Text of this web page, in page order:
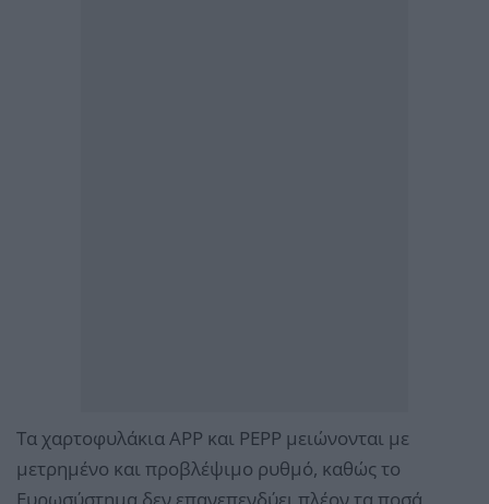
Τα χαρτοφυλάκια APP και PEPP μειώνονται με
μετρημένο και προβλέψιμο ρυθμό, καθώς το
Ευρωσύστημα δεν επανεπενδύει πλέον τα ποσά